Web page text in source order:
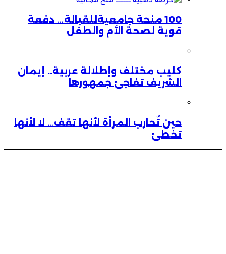
100 منحة جامعيةللقبالة… دفعة
قوية لصحة الأم والطفل
كليب مختلف وإطلالة عربية.. إيمان
الشريف تفاجئ جمهورها
حين تُحارب المرأة لأنها تقف… لا لأنها
تخطئ